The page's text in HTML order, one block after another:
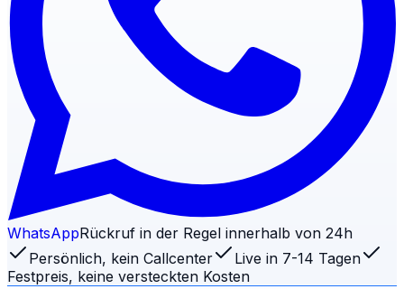
WhatsAppRückruf in der Regel innerhalb von 24h
Persönlich, kein Callcenter
Live in 7-14 Tagen
Festpreis, keine versteckten Kosten